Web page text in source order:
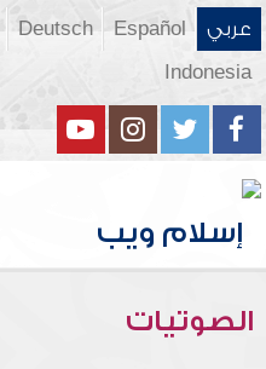
عربي Español
Deutsch
Indonesia
الصوتيات